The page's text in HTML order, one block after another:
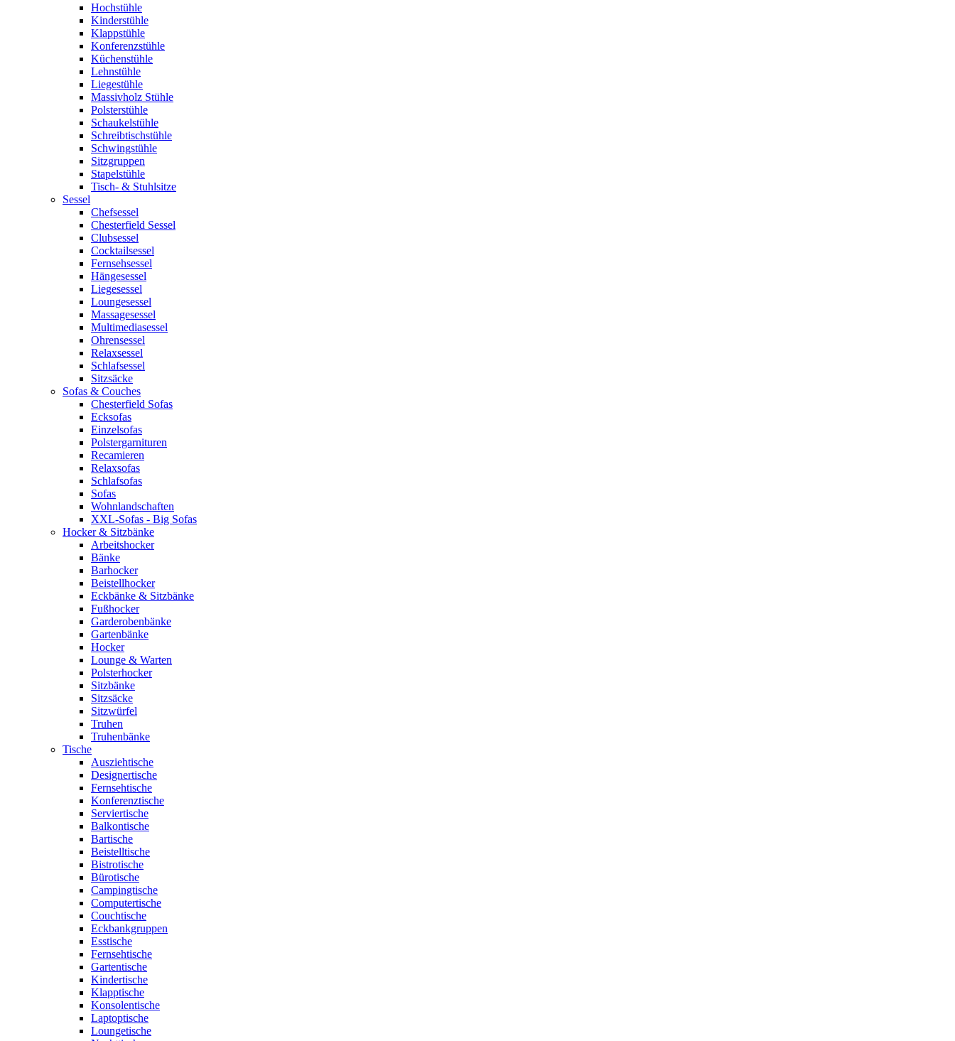
Hochstühle
Kinderstühle
Klappstühle
Konferenzstühle
Küchenstühle
Lehnstühle
Liegestühle
Massivholz Stühle
Polsterstühle
Schaukelstühle
Schreibtischstühle
Schwingstühle
Sitzgruppen
Stapelstühle
Tisch- & Stuhlsitze
Sessel
Chefsessel
Chesterfield Sessel
Clubsessel
Cocktailsessel
Fernsehsessel
Hängesessel
Liegesessel
Loungesessel
Massagesessel
Multimediasessel
Ohrensessel
Relaxsessel
Schlafsessel
Sitzsäcke
Sofas & Couches
Chesterfield Sofas
Ecksofas
Einzelsofas
Polstergarnituren
Recamieren
Relaxsofas
Schlafsofas
Sofas
Wohnlandschaften
XXL-Sofas - Big Sofas
Hocker & Sitzbänke
Arbeitshocker
Bänke
Barhocker
Beistellhocker
Eckbänke & Sitzbänke
Fußhocker
Garderobenbänke
Gartenbänke
Hocker
Lounge & Warten
Polsterhocker
Sitzbänke
Sitzsäcke
Sitzwürfel
Truhen
Truhenbänke
Tische
Ausziehtische
Designertische
Fernsehtische
Konferenztische
Serviertische
Balkontische
Bartische
Beistelltische
Bistrotische
Bürotische
Campingtische
Computertische
Couchtische
Eckbankgruppen
Esstische
Fernsehtische
Gartentische
Kindertische
Klapptische
Konsolentische
Laptoptische
Loungetische